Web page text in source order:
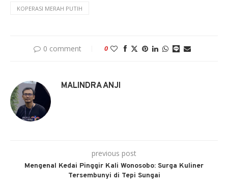
KOPERASI MERAH PUTIH
0 comment 0
MALINDRA ANJI
previous post
Mengenal Kedai Pinggir Kali Wonosobo: Surga Kuliner
Tersembunyi di Tepi Sungai